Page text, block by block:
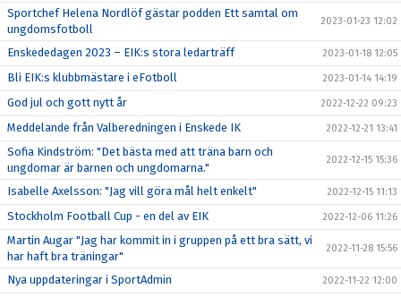
Sportchef Helena Nordlöf gästar podden Ett samtal om
ungdomsfotboll
2023-01-23 12:02
Enskededagen 2023 – EIK:s stora ledarträff 2023-01-18 12:05
Bli EIK:s klubbmästare i eFotboll 2023-01-14 14:19
God jul och gott nytt år 2022-12-22 09:23
Meddelande från Valberedningen i Enskede IK 2022-12-21 13:41
Sofia Kindström: "Det bästa med att träna barn och
ungdomar är barnen och ungdomarna."
2022-12-15 15:36
Isabelle Axelsson: "Jag vill göra mål helt enkelt" 2022-12-15 11:13
Stockholm Football Cup - en del av EIK 2022-12-06 11:26
Martin Augar "Jag har kommit in i gruppen på ett bra sätt, vi
har haft bra träningar"
2022-11-28 15:56
Nya uppdateringar i SportAdmin 2022-11-22 12:00